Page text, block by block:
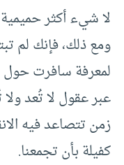
لا شيء أكثر
ومع ذلك، فإنك لم
لمعرفة سافرت حول
عبر عقول لا تُعد
زمن تتصاعد فيه
كفيلة بأن تجمعنا.